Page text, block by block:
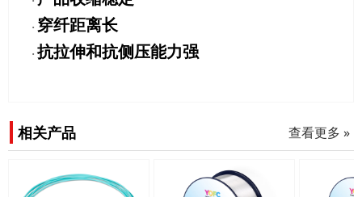
· 穿纤距离长
· 抗拉伸和抗侧压能力强
相关产品 查看更多 »